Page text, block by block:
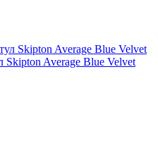
Skipton Average Blue Velvet